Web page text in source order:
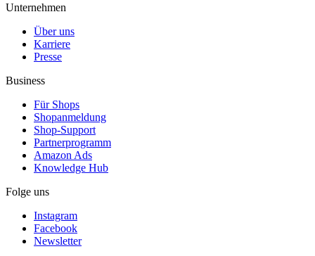
Unternehmen
Über uns
Karriere
Presse
Business
Für Shops
Shopanmeldung
Shop-Support
Partnerprogramm
Amazon Ads
Knowledge Hub
Folge uns
Instagram
Facebook
Newsletter